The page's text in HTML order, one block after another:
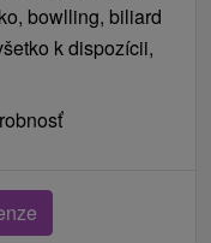
bowlling, biliard
k dispozícii,